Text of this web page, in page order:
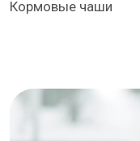
Кормовые чаши